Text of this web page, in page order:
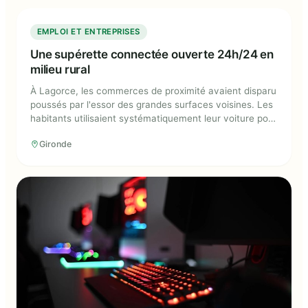
Une supérette connectée ouverte
24h/24 en milieu rural
EMPLOI ET ENTREPRISES
Une supérette connectée ouverte 24h/24 en
milieu rural
À Lagorce, les commerces de proximité avaient disparu
poussés par l'essor des grandes surfaces voisines. Les
habitants utilisaient systématiquement leur voiture pour
2023 par la société Api, spécialisée dans les supérettes
Gironde